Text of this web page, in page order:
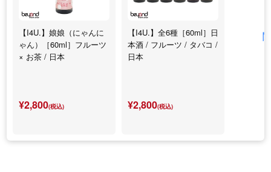
【I4U.】娘娘（にゃんに
ゃん）［60ml］フルーツ
× お茶 / 日本
¥2,800(税込)
【I4U.】全6種［60ml］日
本酒 / フルーツ / タバコ /
日本
¥2,800(税込)